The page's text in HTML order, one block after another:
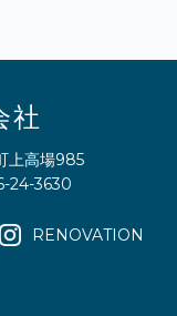
社
上高場985
24-3630
RENOVATION